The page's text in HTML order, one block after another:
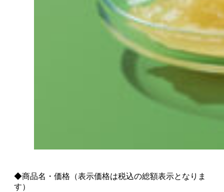
◆商品名・価格（表示価格は税込の総額表示となりま
す）